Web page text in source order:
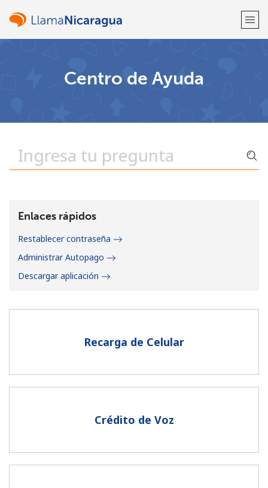
Un caracter especial
Centro de Ayuda
Recarga de Celular
Crédito de Voz
Enlaces rápidos
Restablecer contraseña
Administrar Autopago
Descargar aplicación